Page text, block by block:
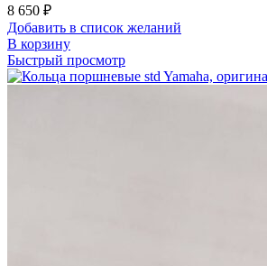
8 650 ₽
Добавить в список желаний
В корзину
Быстрый просмотр